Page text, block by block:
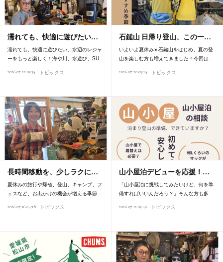
濡れても、快適に遊びたい…
濡れても、快適に遊びたい。水辺のレジャ
ーをもっと楽しく！海や川、水遊び、SU…
2026.07.22 03:34 トピックス
石鎚山 日帰り登山、この一…
いよいよ夏休み☀️石鎚山をはじめ、夏の登
山を楽しむ方も増えてきました！今回は…
2026.07.20 09:14 トピックス
長時間移動を、少しラクに…
夏休みの旅行や帰省、登山、キャンプ、フ
ェスなど、お出かけの機会が増える季節…
2026.07.16 04:18 トピックス
山小屋泊デビューを応援！…
「山小屋泊に挑戦してみたいけど、何を準
備すればいいんだろう？」そんな方も多…
2026.07.12 03:46 トピックス